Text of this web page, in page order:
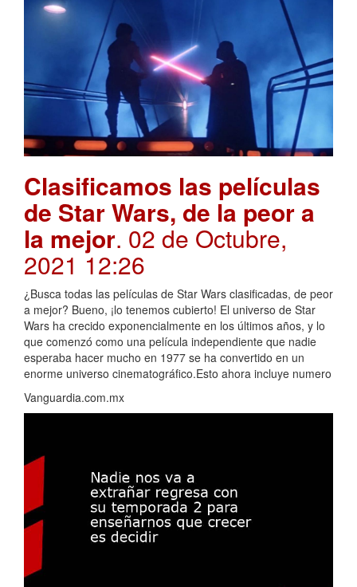
Clasificamos las películas
de Star Wars, de la peor a
la mejor. 02 de Octubre,
2021 12:26
¿Busca todas las películas de Star Wars clasificadas, de peor
a mejor? Bueno, ¡lo tenemos cubierto! El universo de Star
Wars ha crecido exponencialmente en los últimos años, y lo
que comenzó como una película independiente que nadie
esperaba hacer mucho en 1977 se ha convertido en un
enorme universo cinematográfico.Esto ahora incluye numero
Vanguardia.com.mx